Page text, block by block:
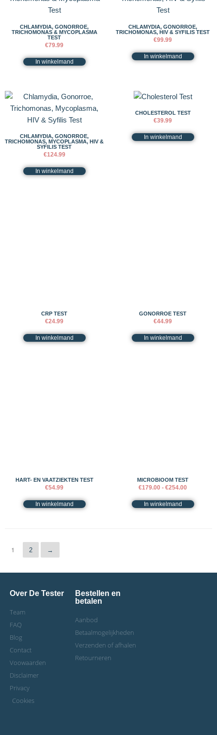
CHLAMYDIA, GONORROE,
TRICHOMONAS & MYCOPLASMA
TEST
€79.99
In winkelmand
CHLAMYDIA, GONORROE,
TRICHOMONAS, HIV & SYFILIS TEST
€99.99
In winkelmand
CHLAMYDIA, GONORROE,
TRICHOMONAS, MYCOPLASMA, HIV &
SYFILIS TEST
€124.99
In winkelmand
CHOLESTEROL TEST
€39.99
In winkelmand
CRP TEST
€24.99
In winkelmand
GONORROE TEST
€44.99
In winkelmand
HART- EN VAATZIEKTEN TEST
€54.99
In winkelmand
MICROBIOOM TEST
€179.00 - €254.00
In winkelmand
1 2 →
Over De Tester
Team
FAQ
Blog
Contact
Voowaarden
Disclaimer
Privacy
Cookies
Bestellen en
betalen
Aanbod
Betaalmogelijkheden
Verzenden of afhalen
Retourneren